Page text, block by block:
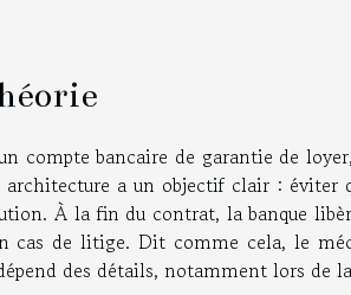
compte bancaire de garantie de
a un objectif clair : éviter
À la fin du contrat, la banque
cas de litige. Dit comme cela, le
des détails, notamment lors de